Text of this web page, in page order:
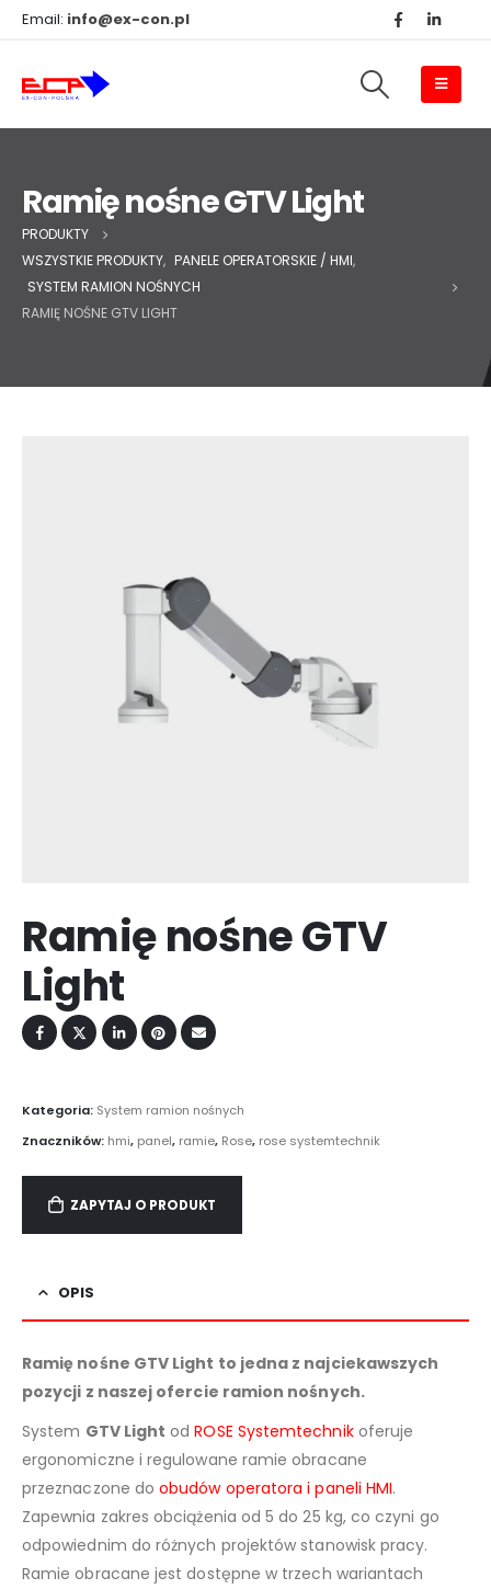
Email: info@ex-con.pl
Ramię nośne GTV Light
PRODUKTY
WSZYSTKIE PRODUKTY, PANELE OPERATORSKIE / HMI,
SYSTEM RAMION NOŚNYCH
RAMIĘ NOŚNE GTV LIGHT
Ramię nośne GTV
Light
Kategoria: System ramion nośnych
Znaczników: hmi, panel, ramie, Rose, rose systemtechnik
ZAPYTAJ O PRODUKT
OPIS
Ramię nośne GTV Light to jedna z najciekawszych
pozycji z naszej ofercie ramion nośnych.
System GTV Light odROSE Systemtechnikoferuje
ergonomiczne i regulowane ramie obracane
przeznaczone doobudów operatora i paneli HMI.
Zapewnia zakres obciążenia od 5 do 25 kg, co czyni go
odpowiednim do różnych projektów stanowisk pracy.
Ramie obracane jest dostępne w trzech wariantach